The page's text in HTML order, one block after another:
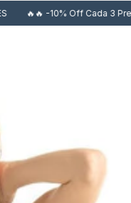
🔥🔥 -10% Off Cada 3